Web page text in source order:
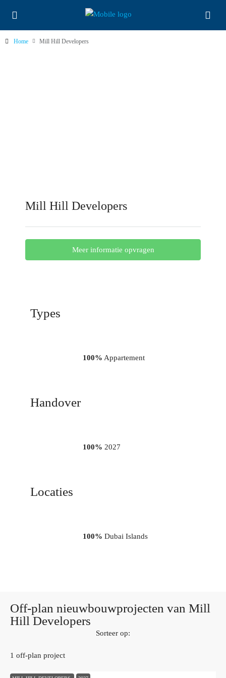
Home Mill Hill Developers
Mill Hill Developers
Meer informatie opvragen
Types
100% Appartement
Handover
100% 2027
Locaties
100% Dubai Islands
Off-plan nieuwbouwprojecten van Mill
Hill Developers
1 off-plan project
Sorteer op: